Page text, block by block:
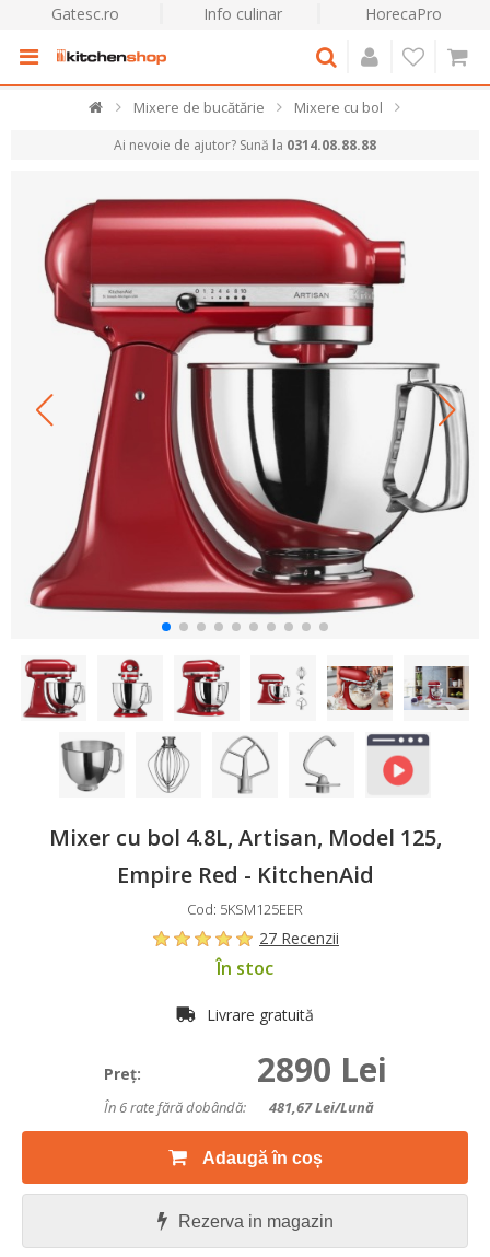
Gatesc.ro Info culinar HorecaPro
Mixere de bucătărie Mixere cu bol
Ai nevoie de ajutor? Sună la 0314.08.88.88
Mixer cu bol 4.8L, Artisan, Model 125,
Empire Red - KitchenAid
Cod: 5KSM125EER
27 Recenzii
În stoc
Livrare gratuită
Preţ: 2890 Lei
În 6 rate fără dobândă: 481,67Lei/lună
Adaugă în coș
Rezerva in magazin